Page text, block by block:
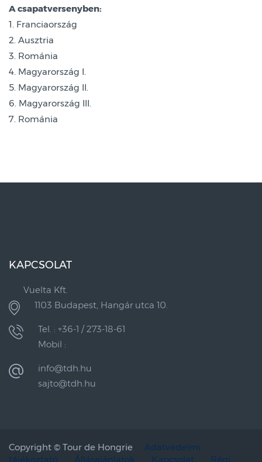
A csapatversenyben:
1. Franciaország
2. Ausztria
3. Románia
4. Magyarország I.
5. Magyarország II.
6. Magyarország III.
7. Románia
KAPCSOLAT
Vuelta Kft.
1103 Budapest, Hangár utca 10.
Tel. : +36-1 / 273-18-61
Mobil :
info@tdh.hu
sajto@tdh.hu
Copyright © Tour de Hongrie
Adatvédelmi
tájékoztató
Állásajánlatok Kapcsolat Régi